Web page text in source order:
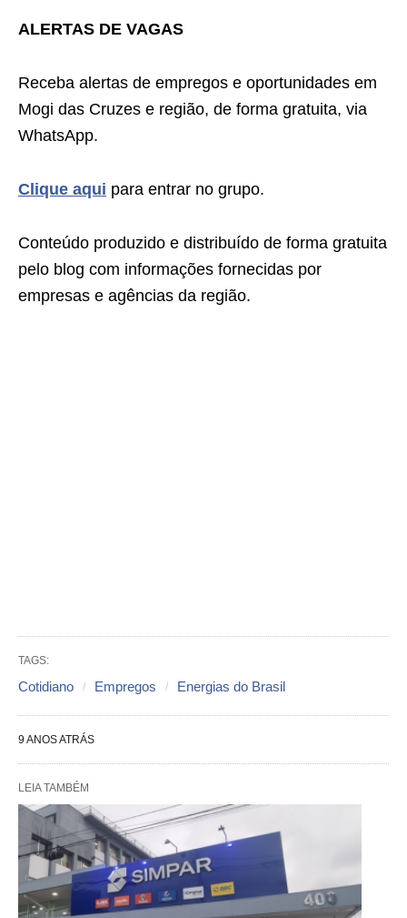
ALERTAS DE VAGAS
Receba alertas de empregos e oportunidades em
Mogi das Cruzes e região, de forma gratuita, via
WhatsApp.
Clique aqui para entrar no grupo.
Conteúdo produzido e distribuído de forma gratuita
pelo blog com informações fornecidas por
empresas e agências da região.
TAGS:
Cotidiano Empregos Energias do Brasil
9 ANOS ATRÁS
LEIA TAMBÉM